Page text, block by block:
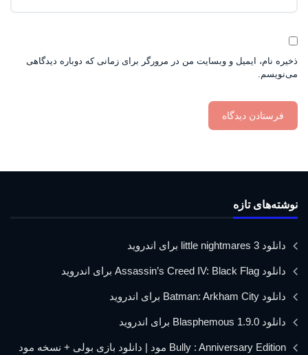
ذخیره نام، ایمیل و وبسایت من در مرورگر برای زمانی که دوباره دیدگاهی
می‌نویسم.
نوشته‌های تازه
دانلود little nightmares 3 برای اندروید
دانلود Assassin’s Creed IV: Black Flag برای اندروید
دانلود Batman: Arkham City برای اندروید
دانلود Blasphemous 1.9.0 برای اندروید
Bully : Anniversary Edition مود | دانلود بازی بولی + نسخه مود